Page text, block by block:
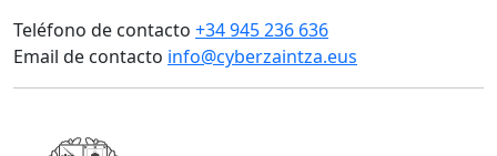
Teléfono de contacto +34 945 236 636
Email de contacto info@cyberzaintza.eus